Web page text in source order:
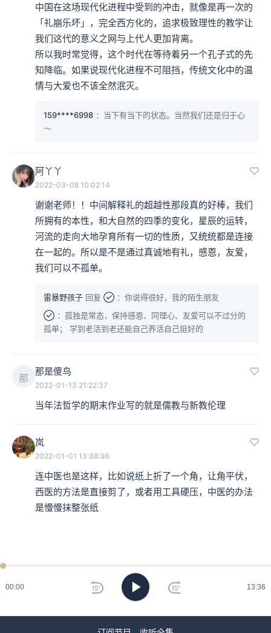
00:00 13:36
中国在这场现代化进程中受到的冲击，就像是再一次的
「礼崩乐坏」，完全西方化的，追求极致理性的教学让
我们这代的意义之网与上代人更加背离。
所以我时常觉得，这个时代在等待着另一个孔子式的先
知降临。如果说现代化进程不可阻挡，传统文化中的温
情与大爱也不该全然泯灭。
159****6998 ：当下有当下的状态。当然我们还是归于心
～
阿丫丫
2022-03-08 10:02:14
谢谢老师！！中间解释礼的超越性那段真的好棒，我们
所拥有的本性，和大自然的四季的变化，星辰的运转，
河流的走向大地孕育所有一切的性质，又统统都是连接
在一起的。所以是不是通过真诚地有礼，感恩，友爱，
我们可以不孤单。
雷暴野孩子 回复  ：你说得很好，我的陌生朋友
 ：孤独是常态，保持感恩、同理心、友爱可以不过分的
孤单； 学到老活到老还能自己养活自己挺好的
那
那是傻鸟
2022-01-13 21:22:37
当年法哲学的期末作业写的就是儒教与新教伦理
岚
2022-01-01 13:38:36
连中医也是这样，比如说纸上折了一个角，让角平伏，
西医的方法是直接剪了，或者用工具硬压，中医的办法
是慢慢抹整张纸